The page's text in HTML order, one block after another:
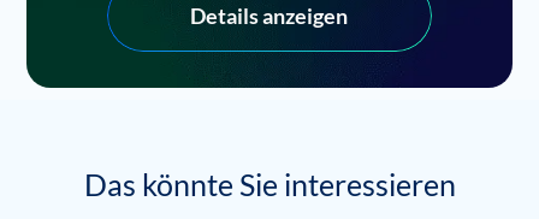
Details anzeigen
Das könnte Sie interessieren